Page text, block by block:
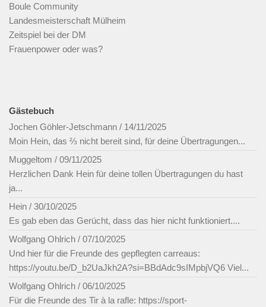
Boule Community
Landesmeisterschaft Mülheim
Zeitspiel bei der DM
Frauenpower oder was?
Gästebuch
Jochen Göhler-Jetschmann / 14/11/2025
Moin Hein, das ⅔ nicht bereit sind, für deine Übertragungen...
Muggeltom / 09/11/2025
Herzlichen Dank Hein für deine tollen Übertragungen du hast
ja...
Hein / 30/10/2025
Es gab eben das Gerücht, dass das hier nicht funktioniert....
Wolfgang Ohlrich / 07/10/2025
Und hier für die Freunde des gepflegten carreaus:
https://youtu.be/D_b2UaJkh2A?si=BBdAdc9sIMpbjVQ6 Viel...
Wolfgang Ohlrich / 06/10/2025
Für die Freunde des Tir à la rafle: https://sport-